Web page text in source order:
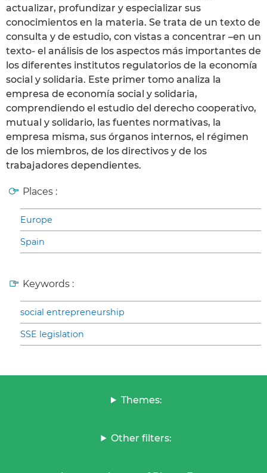
actualizar, profundizar y especializar sus
conocimientos en la materia. Se trata de un texto de
consulta y de estudio, con vistas a concentrar –en un
texto- el análisis de los aspectos más importantes de
los diferentes institutos regulatorios de la economía
social y solidaria. Este primer tomo analiza la
empresa de economía social y solidaria,
comprendiendo el estudio del derecho cooperativo,
mutual y solidario, las fuentes normativas, la
empresa misma, sus órganos internos, el régimen
de los miembros, de los directivos y de los
trabajadores dependientes.
Places :
Europe
Spain
Keywords :
social entrepreneurship
SSE legislation
Themes:
Other filters: